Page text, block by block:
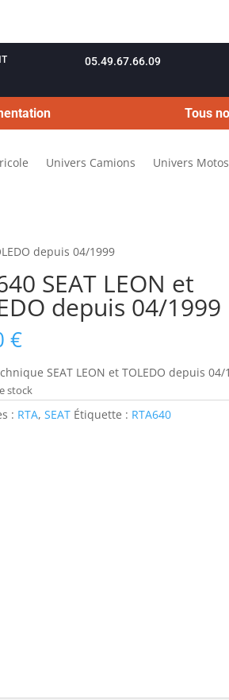
05.49.67.66.09
Tous
Univers Camions Univers Motos
depuis 04/1999
SEAT LEON et
depuis 04/1999
€
SEAT LEON et TOLEDO depuis 04/
stock
: RTA,SEAT Étiquette : RTA640